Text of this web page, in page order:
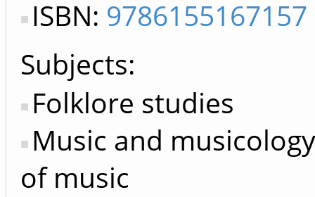
ISBN: 9786155167157
Subjects:
Folklore studies
Music and
of music